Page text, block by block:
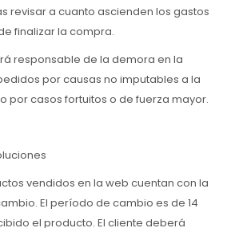
revisar a cuanto ascienden los gastos
finalizar la compra.
responsable de la demora en la
por causas no imputables a la
por casos fortuitos o de fuerza mayor.
vendidos en la web cuentan con la
El período de cambio es de 14
el producto. El cliente deberá